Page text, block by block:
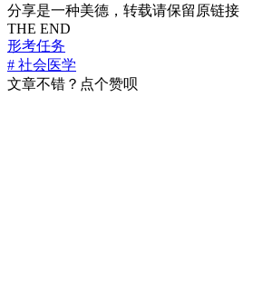
分享是一种美德，转载请保留原链接
THE END
形考任务
# 社会医学
文章不错？点个赞呗